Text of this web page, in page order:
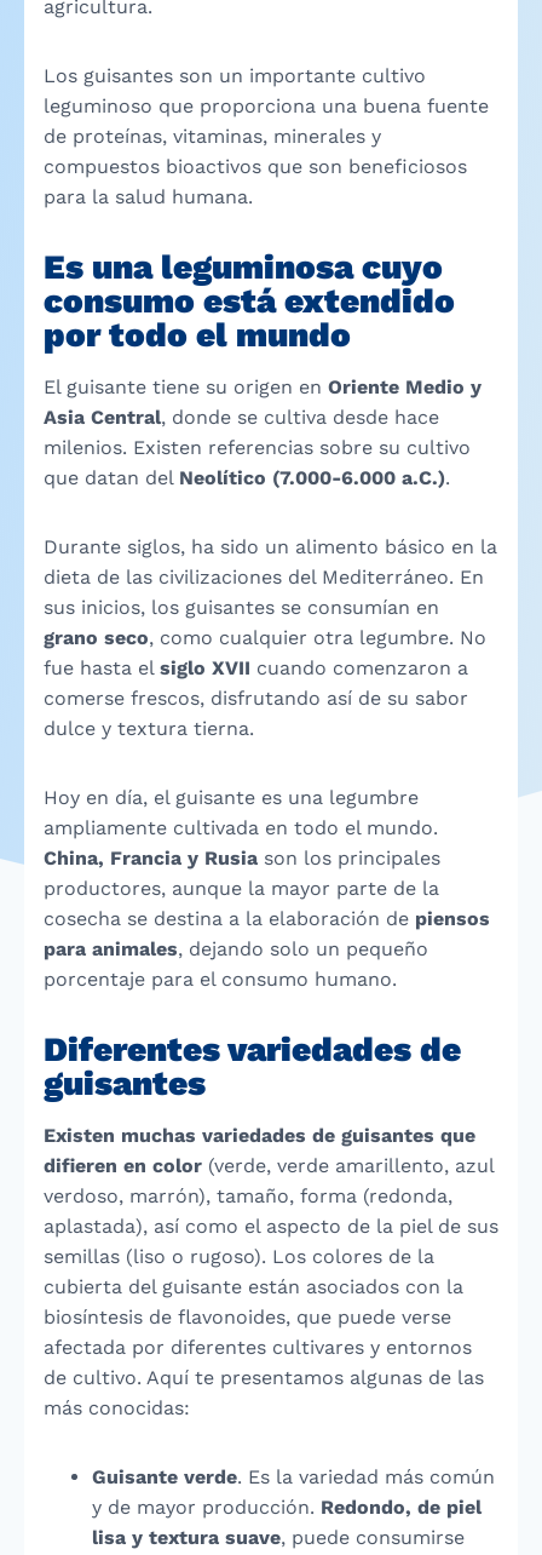
agricultura.
Los guisantes son un importante cultivo
leguminoso que proporciona una buena fuente
de proteínas, vitaminas, minerales y
compuestos bioactivos que son beneficiosos
para la salud humana.
Es una leguminosa cuyo
consumo está extendido
por todo el mundo
El guisante tiene su origen en Oriente Medio y
Asia Central, donde se cultiva desde hace
milenios. Existen referencias sobre su cultivo
que datan del Neolítico (7.000-6.000 a.C.).
Durante siglos, ha sido un alimento básico en la
dieta de las civilizaciones del Mediterráneo. En
sus inicios, los guisantes se consumían en
grano seco, como cualquier otra legumbre. No
fue hasta el siglo XVII cuando comenzaron a
comerse frescos, disfrutando así de su sabor
dulce y textura tierna.
Hoy en día, el guisante es una legumbre
ampliamente cultivada en todo el mundo.
China, Francia y Rusia son los principales
productores, aunque la mayor parte de la
cosecha se destina a la elaboración de piensos
para animales, dejando solo un pequeño
porcentaje para el consumo humano.
Diferentes variedades de
guisantes
Existen muchas variedades de guisantes que
difieren en color (verde, verde amarillento, azul
verdoso, marrón), tamaño, forma (redonda,
aplastada), así como el aspecto de la piel de sus
semillas (liso o rugoso). Los colores de la
cubierta del guisante están asociados con la
biosíntesis de flavonoides, que puede verse
afectada por diferentes cultivares y entornos
de cultivo. Aquí te presentamos algunas de las
más conocidas:
Guisante verde. Es la variedad más común
y de mayor producción. Redondo, de piel
lisa y textura suave, puede consumirse